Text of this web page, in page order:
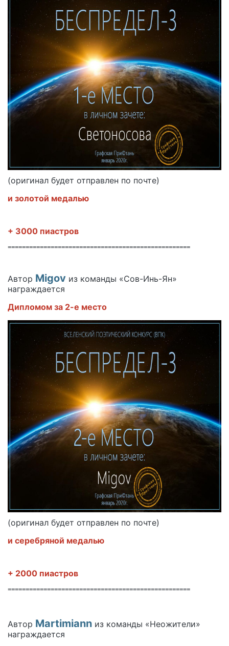
(оригинал будет отправлен по почте)
и золотой медалью
+ 3000 пиастров
===================================================
Автор Migov из команды «Сов-Инь-Ян»
награждается
Дипломом за 2-е место
(оригинал будет отправлен по почте)
и серебряной медалью
+ 2000 пиастров
===================================================
Автор Martimiann из команды «Неожители»
награждается